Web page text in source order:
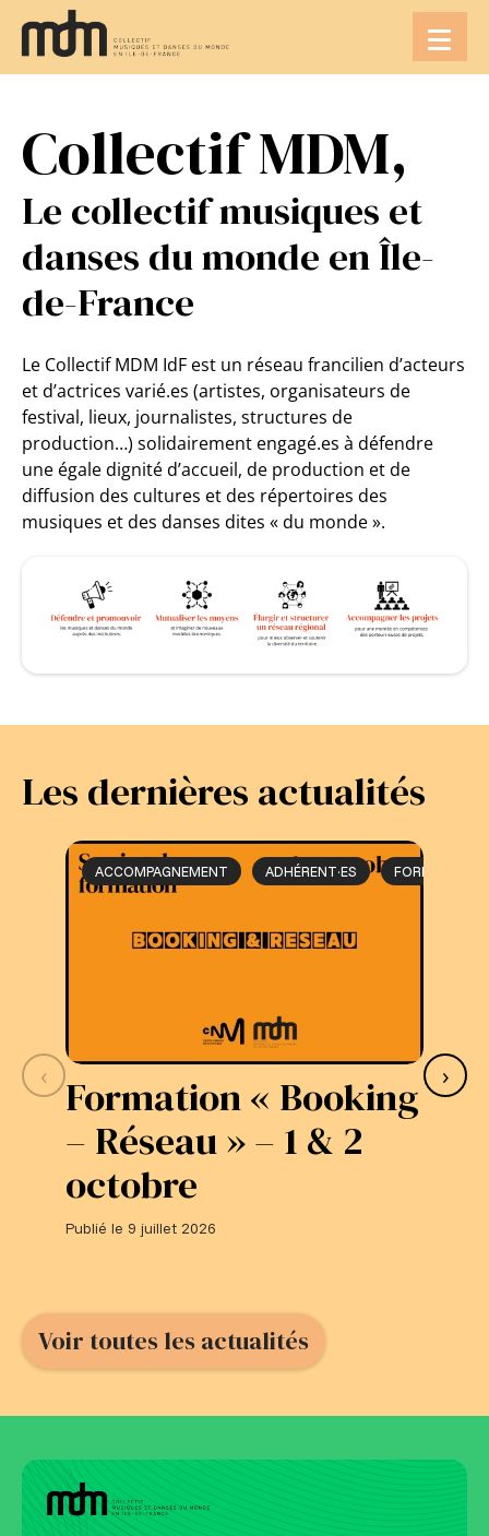
contenu
Collectif MDM,
Le collectif musiques et
danses du monde en Île-
de-France
Le Collectif MDM IdF est un réseau francilien d’acteurs
et d’actrices varié.es (artistes, organisateurs de
festival, lieux, journalistes, structures de
production…) solidairement engagé.es à défendre
une égale dignité d’accueil, de production et de
diffusion des cultures et des répertoires des
musiques et des danses dites « du monde ».
Les dernières actualités
‹
ACCOMPAGNEMENT ADHÉRENT·ES FORMATION
Formation « Booking
– Réseau » – 1 & 2
octobre
Publié le 9 juillet 2026
›
Voir toutes les actualités